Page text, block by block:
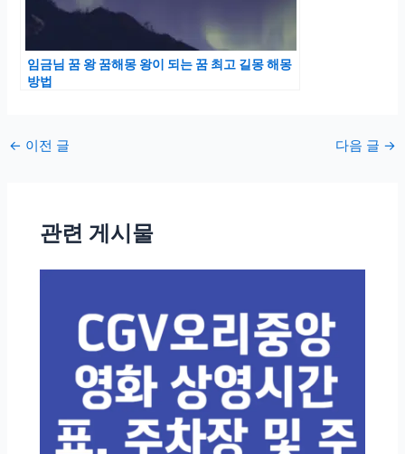
임금님 꿈 왕 꿈해몽 왕이 되는 꿈 최고 길몽 해몽
방법
포
← 이전 글 다음 글 →
관련 게시물